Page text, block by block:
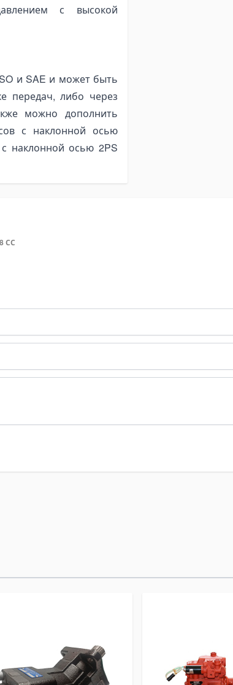
с высокой
и SAE и может быть
передач, либо через
можно дополнить
с наклонной осью
наклонной осью 2PS
СС